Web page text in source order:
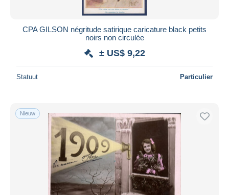
CPA GILSON négritude satirique caricature black petits
noirs non circulée
± US$ 9,22
Statuut Particulier
Nieuw